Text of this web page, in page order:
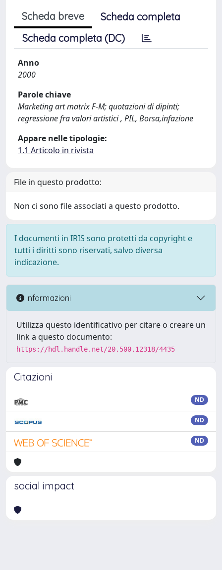
Scheda breve
Scheda completa
Scheda completa (DC)
Anno
2000
Parole chiave
Marketing art matrix F-M; quotazioni di dipinti;
regressione fra valori artistici , PIL, Borsa,infazione
Appare nelle tipologie:
1.1 Articolo in rivista
File in questo prodotto:
Non ci sono file associati a questo prodotto.
I documenti in IRIS sono protetti da copyright e
tutti i diritti sono riservati, salvo diversa
indicazione.
Informazioni
Utilizza questo identificativo per citare o creare un
link a questo documento:
https://hdl.handle.net/20.500.12318/4435
Citazioni
ND
ND
ND
social impact